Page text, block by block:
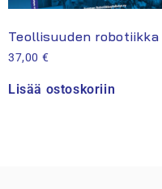
Teollisuuden robotiikka
37,00 €
Lisää ostoskoriin